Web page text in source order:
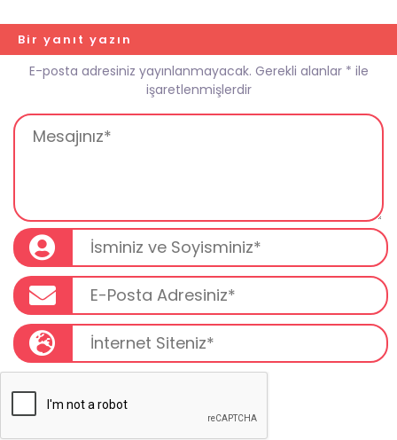
Bir yanıt yazın
E-posta adresiniz yayınlanmayacak. Gerekli alanlar * ile
işaretlenmişlerdir